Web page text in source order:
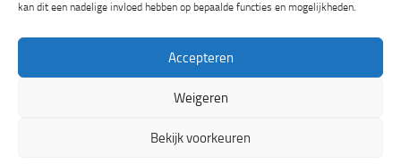
kan dit een nadelige invloed hebben op bepaalde functies en mogelijkheden.
Accepteren
Weigeren
Bekijk voorkeuren